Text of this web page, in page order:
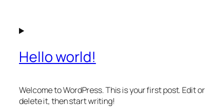
Hello world!
Welcome to WordPress. This is your first post. Edit or
delete it, then start writing!